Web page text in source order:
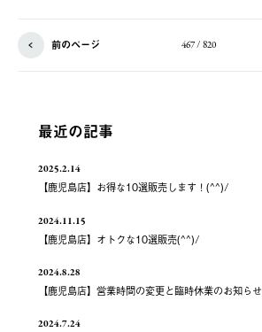
前のページ 467 / 820
最近の記事
2025.2.14
【鹿児島店】お得な10選販売します！(^^)/
2024.11.15
【鹿児島店】オトクな10選販売(^^)/
2024.8.28
【鹿児島店】営業時間の変更と臨時休業のお知らせ
2024.7.24